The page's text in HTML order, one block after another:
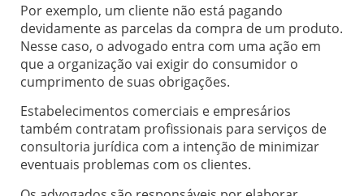
Por exemplo, um cliente não está pagando
devidamente as parcelas da compra de um produto.
Nesse caso, o advogado entra com uma ação em
que a organização vai exigir do consumidor o
cumprimento de suas obrigações.
Estabelecimentos comerciais e empresários
também contratam profissionais para serviços de
consultoria jurídica com a intenção de minimizar
eventuais problemas com os clientes.